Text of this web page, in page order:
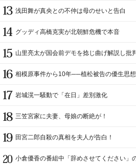
浅田舞が真央との不仲は母のせいと告白
グッディ高橋克実が北朝鮮危機で本音
山里亮太が国会前デモを捻じ曲げ解説し批
相模原事件から10年──植松被告の優生思
岩城滉一騒動で「在日」差別激化
三笠宮家に夫妻、母娘の断絶が！
田宮二郎自殺の真相を夫人が告白！
小倉優香の番組中「辞めさせてください」